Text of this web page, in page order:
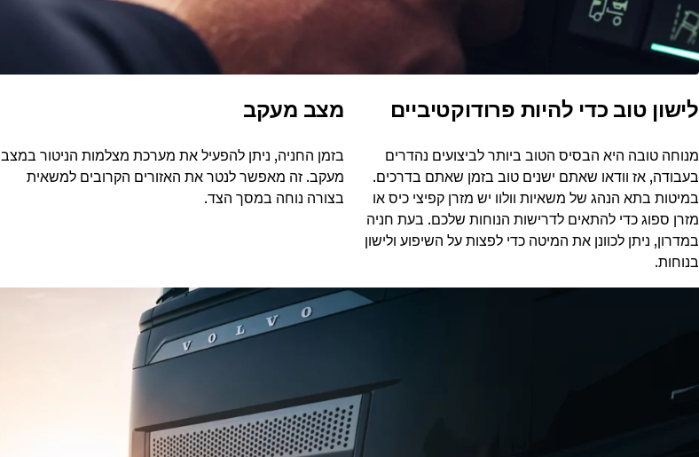
לישון טוב כדי להיות פרודוקטיביים
מנוחה טובה היא הבסיס הטוב ביותר לביצועים נהדרים
בעבודה, אז וודאו שאתם ישנים טוב בזמן שאתם בדרכים.
במיטות בתא הנהג של משאיות וולוו יש מזרן קפיצי כיס או
מזרן ספוג כדי להתאים לדרישות הנוחות שלכם. בעת חניה
במדרון, ניתן לכוונן את המיטה כדי לפצות על השיפוע ולישון
בנוחות.
מצב מעקב
בזמן החניה, ניתן להפעיל את מערכת מצלמות הניטור במצב
מעקב. זה מאפשר לנטר את האזורים הקרובים למשאית
בצורה נוחה במסך הצד.